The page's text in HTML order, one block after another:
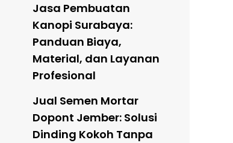
Jasa Pembuatan
Kanopi Surabaya:
Panduan Biaya,
Material, dan Layanan
Profesional
Jual Semen Mortar
Dopont Jember: Solusi
Dinding Kokoh Tanpa